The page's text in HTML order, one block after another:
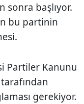
sonra başlıyor.
bu partinin
Partiler Kanunu
gerekiyor.